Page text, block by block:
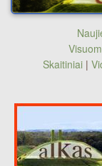
Skaitiniai |